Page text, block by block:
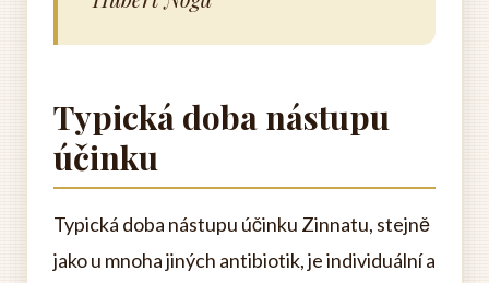
Typická doba nástupu
účinku
Typická doba nástupu účinku Zinnatu, stejně
jako u mnoha jiných antibiotik, je individuální a